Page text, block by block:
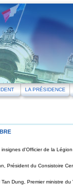
LA PRÉSIDENCE
insignes d'Officier de la
Président du Consistoire
Tan Dung, Premier ministre du